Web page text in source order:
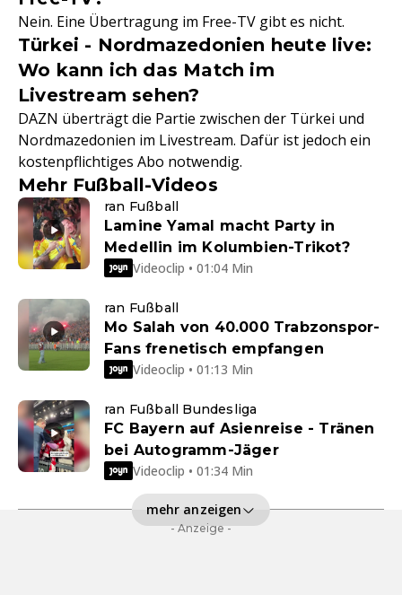
Nein. Eine Übertragung im Free-TV gibt es nicht.
Türkei - Nordmazedonien heute live:
Wo kann ich das Match im
Livestream sehen?
DAZN überträgt die Partie zwischen der Türkei und
Nordmazedonien im Livestream. Dafür ist jedoch ein
kostenpflichtiges Abo notwendig.
Mehr Fußball-Videos
ran Fußball
Lamine Yamal macht Party in
Medellin im Kolumbien-Trikot?
Videoclip • 01:04 Min
ran Fußball
Mo Salah von 40.000 Trabzonspor-
Fans frenetisch empfangen
Videoclip • 01:13 Min
ran Fußball Bundesliga
FC Bayern auf Asienreise - Tränen
bei Autogramm-Jäger
Videoclip • 01:34 Min
mehr anzeigen
- Anzeige -